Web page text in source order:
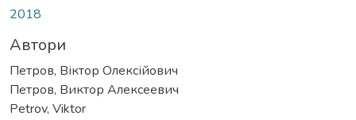
2018
Автори
Петров, Віктор Олексійович
Петров, Виктор Алексеевич
Petrov, Viktor